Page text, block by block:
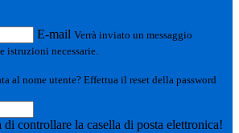
E-mail Verrà inviato un messaggio
istruzioni necessarie.
al nome utente? Effettua il reset della password
controllare la casella di posta elettronica!